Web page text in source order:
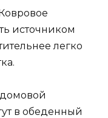
источником
легко
в обеденный